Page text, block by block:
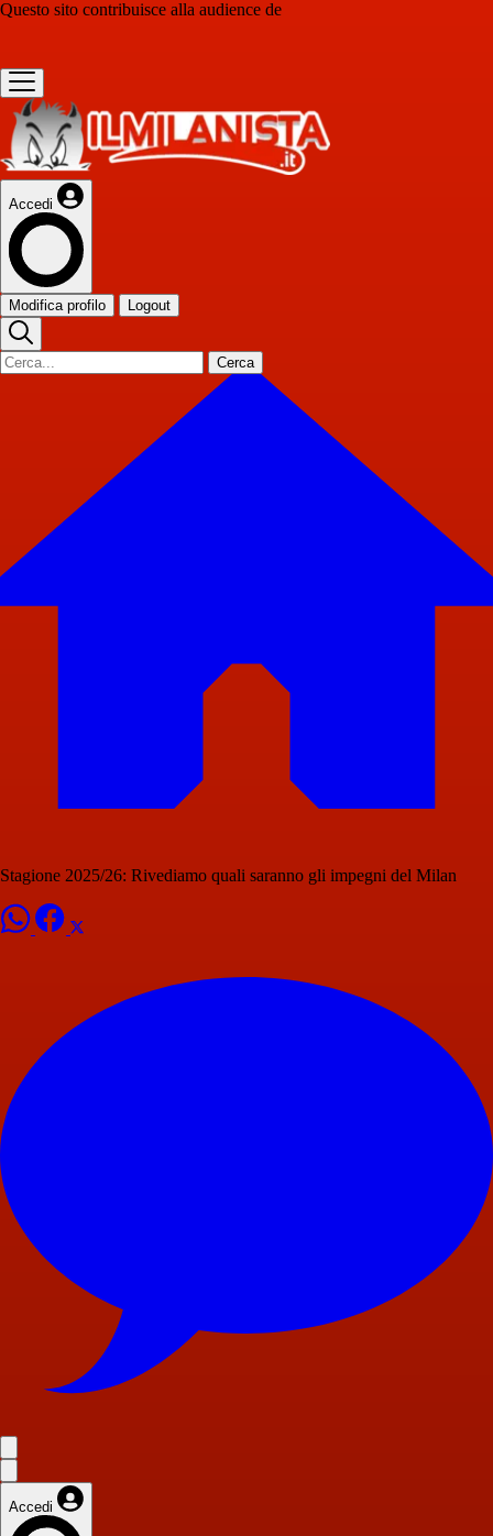
Questo sito contribuisce alla audience de
Accedi
Modifica profilo Logout
Cerca
Stagione 2025/26: Rivediamo quali saranno gli impegni del Milan
Accedi